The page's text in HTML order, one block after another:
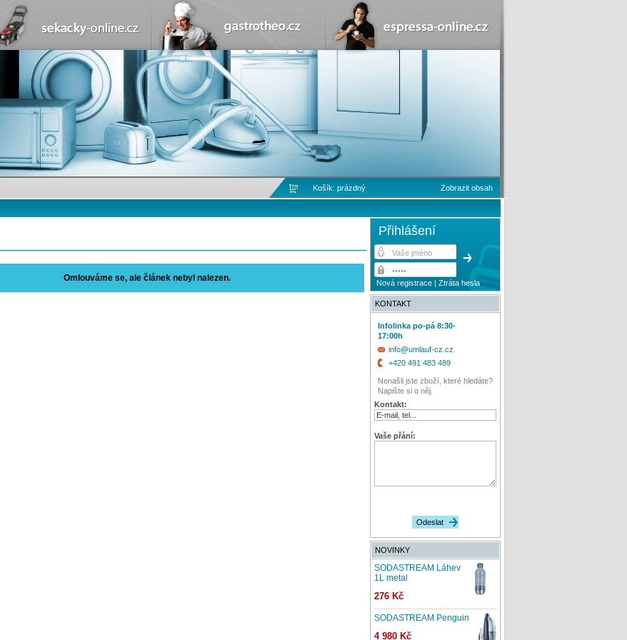
Omlouváme se, ale článek nebyl nalezen.
Přihlášení
Nová registrace | Ztráta hesla
KONTAKT
Infolinka po-pá 8:30-
17:00h
info@umlauf-cz.cz
+420 491 483 489
Nenašli jste zboží, které hledáte?
Napište si o něj.
Kontakt:
Vaše přání:
NOVINKY
SODASTREAM Láhev
1L metal
276 Kč
SODASTREAM Penguin
4 980 Kč
Košík: prázdný Zobrazit obsah